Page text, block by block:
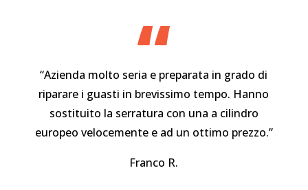
“
“Azienda molto seria e preparata in grado di
riparare i guasti in brevissimo tempo. Hanno
sostituito la serratura con una a cilindro
europeo velocemente e ad un ottimo prezzo.”
Franco R.